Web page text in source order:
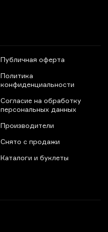
Публичная оферта
Политика
конфиденциальности
Согласие на обработку
персональных данных
Производители
Снято с продажи
Каталоги и буклеты